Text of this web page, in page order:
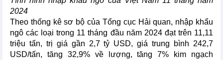
2024
Theo thống kê sơ bộ của Tổng cục Hải quan, nhập khẩu
ngô các loại trong 11 tháng đầu năm 2024 đạt trên 11,11
triệu tấn, trị giá gần 2,7 tỷ USD, giá trung bình 242,7
USD/tấn, tăng 32,9% về lượng, tăng 7% kim ngạch